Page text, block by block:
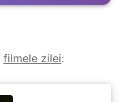
filmele zilei: